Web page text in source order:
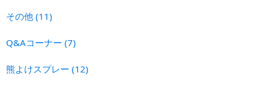
その他 (11)
Q&Aコーナー (7)
熊よけスプレー (12)